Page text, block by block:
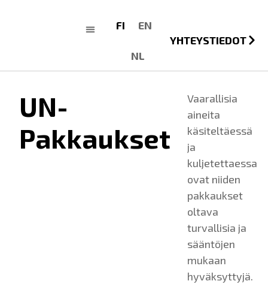
FI EN
NL
YHTEYSTIEDOT
UN-
Pakkaukset
Vaarallisia
aineita
käsiteltäessä
ja
kuljetettaessa
ovat niiden
pakkaukset
oltava
turvallisia ja
sääntöjen
mukaan
hyväksyttyjä.